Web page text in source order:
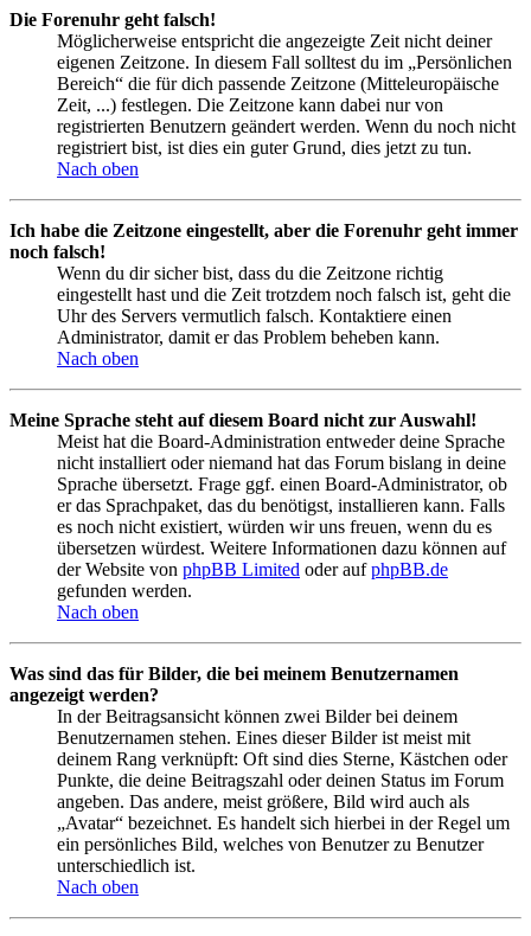
Die Forenuhr geht falsch!
Möglicherweise entspricht die angezeigte Zeit nicht deiner
eigenen Zeitzone. In diesem Fall solltest du im „Persönlichen
Bereich“ die für dich passende Zeitzone (Mitteleuropäische
Zeit, ...) festlegen. Die Zeitzone kann dabei nur von
registrierten Benutzern geändert werden. Wenn du noch nicht
registriert bist, ist dies ein guter Grund, dies jetzt zu tun.
Nach oben
Ich habe die Zeitzone eingestellt, aber die Forenuhr geht immer
noch falsch!
Wenn du dir sicher bist, dass du die Zeitzone richtig
eingestellt hast und die Zeit trotzdem noch falsch ist, geht die
Uhr des Servers vermutlich falsch. Kontaktiere einen
Administrator, damit er das Problem beheben kann.
Nach oben
Meine Sprache steht auf diesem Board nicht zur Auswahl!
Meist hat die Board-Administration entweder deine Sprache
nicht installiert oder niemand hat das Forum bislang in deine
Sprache übersetzt. Frage ggf. einen Board-Administrator, ob
er das Sprachpaket, das du benötigst, installieren kann. Falls
es noch nicht existiert, würden wir uns freuen, wenn du es
übersetzen würdest. Weitere Informationen dazu können auf
der Website von phpBB Limited oder aufphpBB.de
gefunden werden.
Nach oben
Was sind das für Bilder, die bei meinem Benutzernamen
angezeigt werden?
In der Beitragsansicht können zwei Bilder bei deinem
Benutzernamen stehen. Eines dieser Bilder ist meist mit
deinem Rang verknüpft: Oft sind dies Sterne, Kästchen oder
Punkte, die deine Beitragszahl oder deinen Status im Forum
angeben. Das andere, meist größere, Bild wird auch als
„Avatar“ bezeichnet. Es handelt sich hierbei in der Regel um
ein persönliches Bild, welches von Benutzer zu Benutzer
unterschiedlich ist.
Nach oben